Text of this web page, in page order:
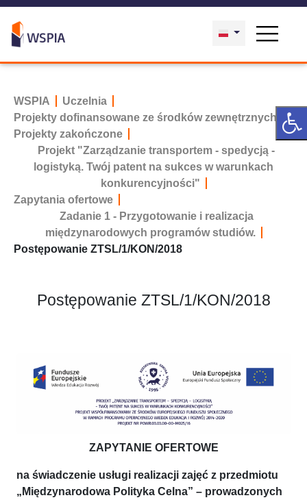
WSPIA
Uczelnia
Projekty dofinansowane ze środków zewnętrznych
Projekty zakończone
Projekt "Zarządzanie transportem - spedycją -
logistyką. Twój patent na sukces w warunkach
konkurencyjności"
Zapytania ofertowe
Zadanie 1 - Przygotowanie i realizacja
międzynarodowych programów studiów.
Postępowanie ZTSL/1/KON/2018
Postępowanie ZTSL/1/KON/2018
ZAPYTANIE OFERTOWE
na świadczenie usługi realizacji zajęć z przedmiotu
„Międzynarodowa Polityka Celna” – prowadzonych